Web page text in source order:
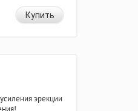
Купить
эрекции